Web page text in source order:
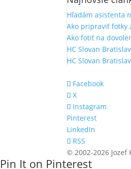
Hľadám asistenta
Ako pripraviť fotky
Ako fotiť na
HC Slovan
HC Slovan
Facebook
X
Instagram
Pinterest
LinkedIn
RSS
© 2002-2026 Jozef
Pin It on Pinterest